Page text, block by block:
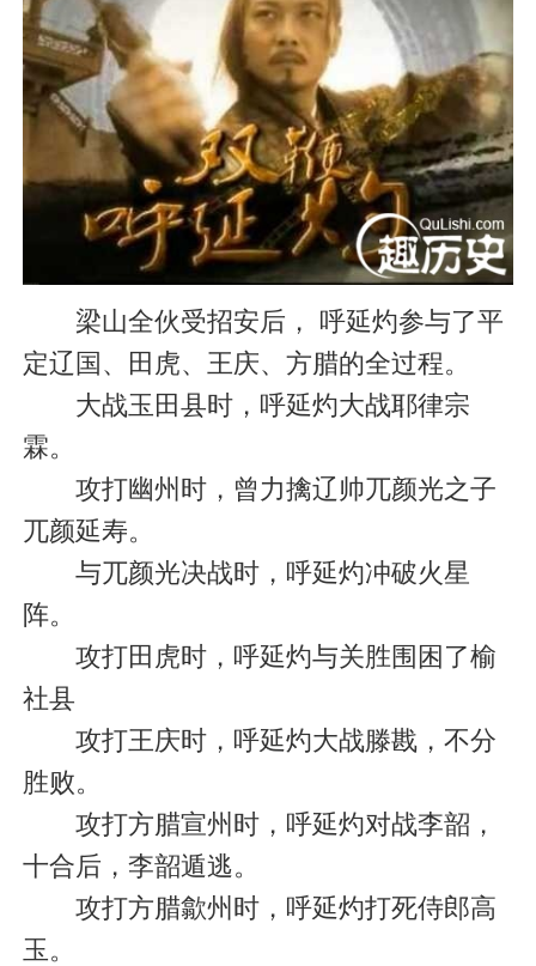
梁山全伙受招安后， 呼延灼参与了平
定辽国、田虎、王庆、方腊的全过程。
大战玉田县时，呼延灼大战耶律宗
霖。
攻打幽州时，曾力擒辽帅兀颜光之子
兀颜延寿。
与兀颜光决战时，呼延灼冲破火星
阵。
攻打田虎时，呼延灼与关胜围困了榆
社县
攻打王庆时，呼延灼大战滕戡，不分
胜败。
攻打方腊宣州时，呼延灼对战李韶，
十合后，李韶遁逃。
攻打方腊歙州时，呼延灼打死侍郎高
玉。